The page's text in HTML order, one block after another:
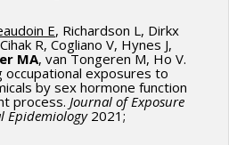
E, Richardson L, Dirkx
R, Cogliano V, Hynes J,
MA, van Tongeren M, Ho V.
occupational exposures to
by sex hormone function
process. Journal of Exposure
Epidemiology2021;